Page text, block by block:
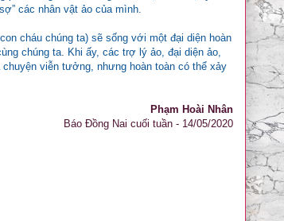
các nhân vật ảo của mình.
cháu chúng ta) sẽ sống với một đại diện hoàn
chúng ta. Khi ấy, các trợ lý ảo, đại diện ảo,
viễn tưởng, nhưng hoàn toàn có thể xảy
Phạm Hoài Nhân
Báo Đồng Nai cuối tuần - 14/05/2020